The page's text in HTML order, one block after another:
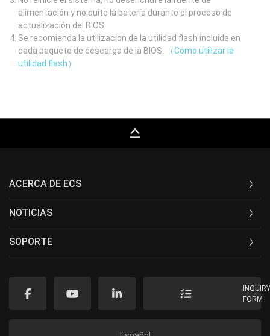
alimentación y no quite la batería durante el proceso de
actualización del BIOS.
Se recomienda la utilizacion de la utilidad flash incluida en
cada paquete de descarga de la BIOS.
（Como utilizar la
utilidad flash）
keyboard_capslock
ACERCA DE ECS
NOTICIAS
SOPORTE
FORM